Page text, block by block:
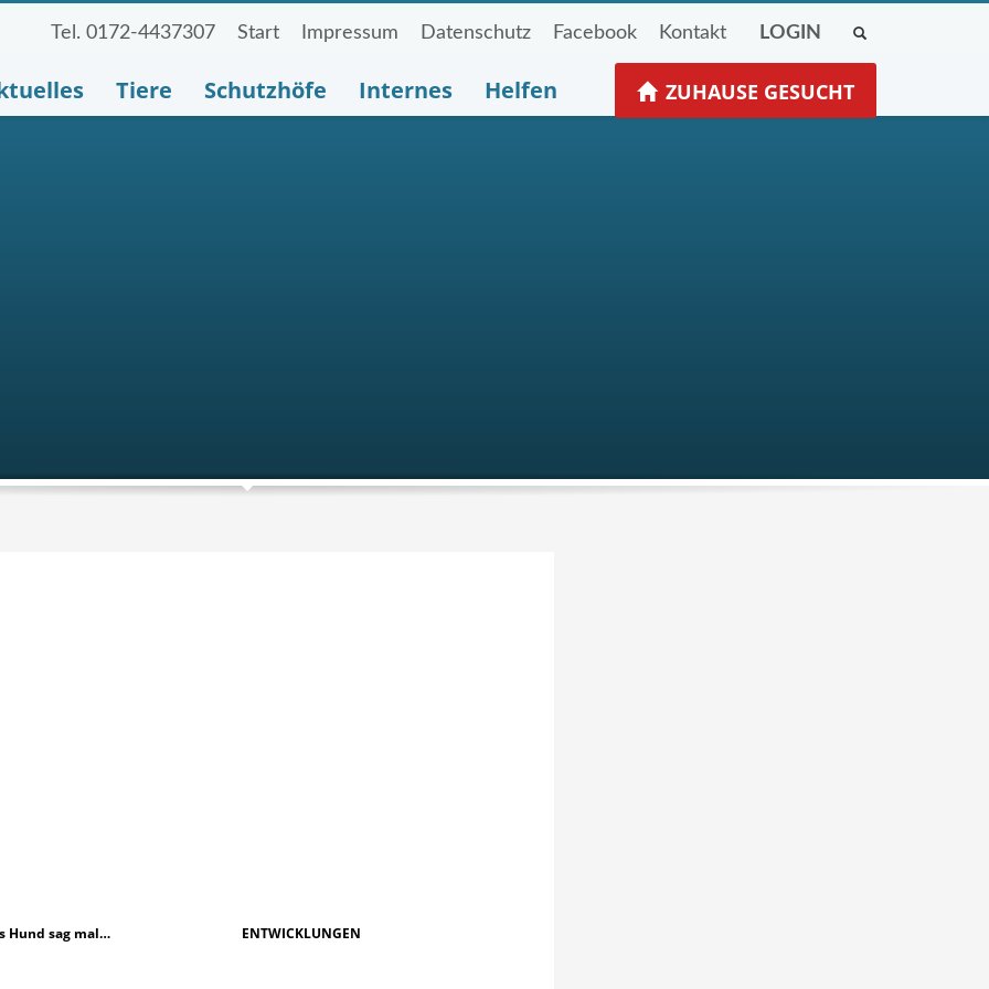
Tel. 0172-4437307 Start Impressum Datenschutz Facebook Kontakt LOGIN
Tiere Schutzhöfe Internes Helfen ZUHAUSE GESUCHT
Hund sag mal… ENTWICKLUNGEN